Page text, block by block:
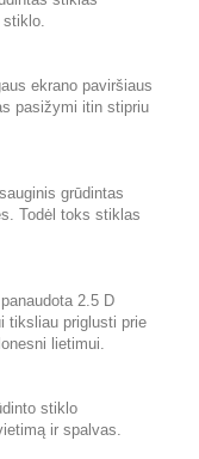
stiklo.
ekrano paviršiaus
pasižymi itin stipriu
grūdintas
Todėl toks stiklas
2.5 D
tiksliau priglusti prie
lietimui.
stiklo
ir spalvas.